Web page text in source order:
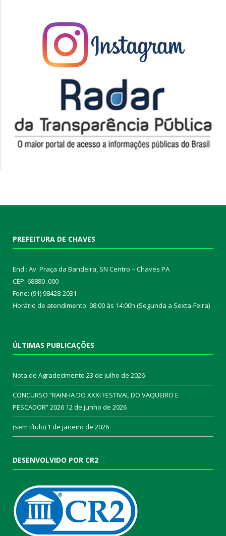
PREFEITURA DE CHAVES
End.: Av. Praça da Bandeira, SN Centro – Chaves PA
CEP: 68880 .000
Fone: (91) 98428-2031
Horário de atendimento: 08:00 às 14:00h (Segunda a Sexta-Feira)
ÚLTIMAS PUBLICAÇÕES
Nota de Agradecimento 23 de julho de 2026
CONCURSO “RAINHA DO XXXI FESTIVAL DO VAQUEIRO E
PESCADOR” 2026 12 de junho de 2026
(sem título) 1 de janeiro de 2026
DESENVOLVIDO POR CR2